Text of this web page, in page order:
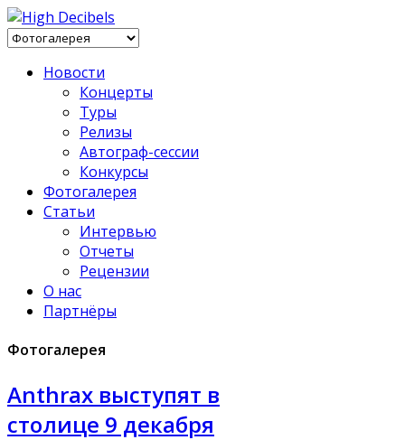
Новости
Концерты
Туры
Релизы
Автограф-сессии
Конкурсы
Фотогалерея
Статьи
Интервью
Отчеты
Рецензии
О нас
Партнёры
Фотогалерея
Anthrax выступят в
столице 9 декабря